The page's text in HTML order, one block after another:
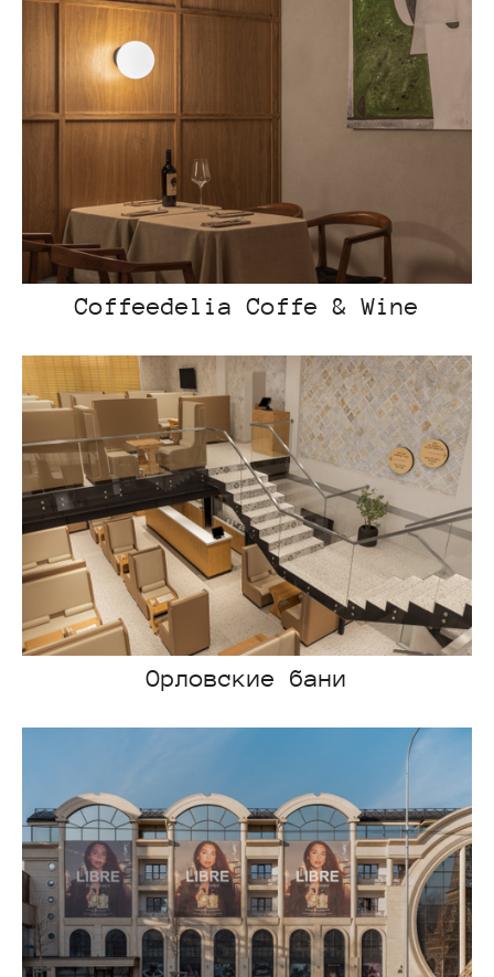
Coffeedelia Coffe & Wine
Орловские бани